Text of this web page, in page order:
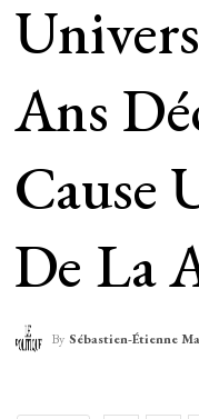
Ans
Cause
De La
By Sébastien-Étienne